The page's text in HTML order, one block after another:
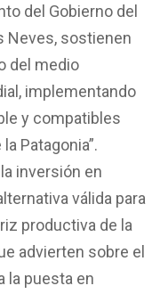
del Gobierno del
Neves, sostienen
del medio
implementando
y compatibles
Patagonia”.
inversión en
válida para
productiva de la
advierten sobre el
la puesta en